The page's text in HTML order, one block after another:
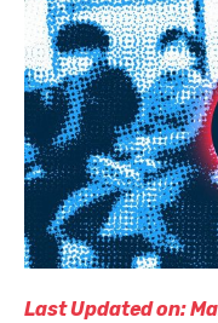
Last Updated on: